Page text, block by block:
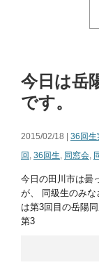
今日は岳
です。
2015/02/18 | 36回生
回 , 36回生, 同窓会,
今日の田川市は曇
が、 同級生のみな
は第3回目の岳陽
第3